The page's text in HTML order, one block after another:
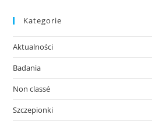
Kategorie
Aktualności
Badania
Non classé
Szczepionki